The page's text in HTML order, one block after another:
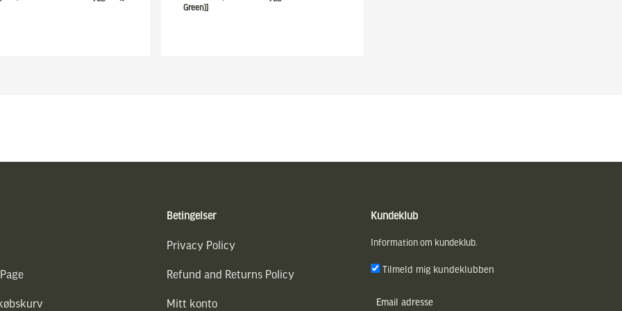
Green)]
Betingelser
Privacy Policy
Refund and Returns Policy
Mitt konto
Kundeklub
Information om kundeklub.
Tilmeld mig kundeklubben
E-